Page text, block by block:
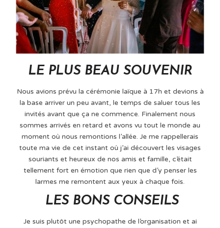
LE PLUS BEAU SOUVENIR
Nous avions prévu la cérémonie laïque à 17h et devions à
la base arriver un peu avant, le temps de saluer tous les
invités avant que ça ne commence. Finalement nous
sommes arrivés en retard et avons vu tout le monde au
moment où nous remontions l’allée. Je me rappellerais
toute ma vie de cet instant où j’ai découvert les visages
souriants et heureux de nos amis et famille, c’était
tellement fort en émotion que rien que d’y penser les
larmes me remontent aux yeux à chaque fois.
LES BONS CONSEILS
Je suis plutôt une psychopathe de l’organisation et ai